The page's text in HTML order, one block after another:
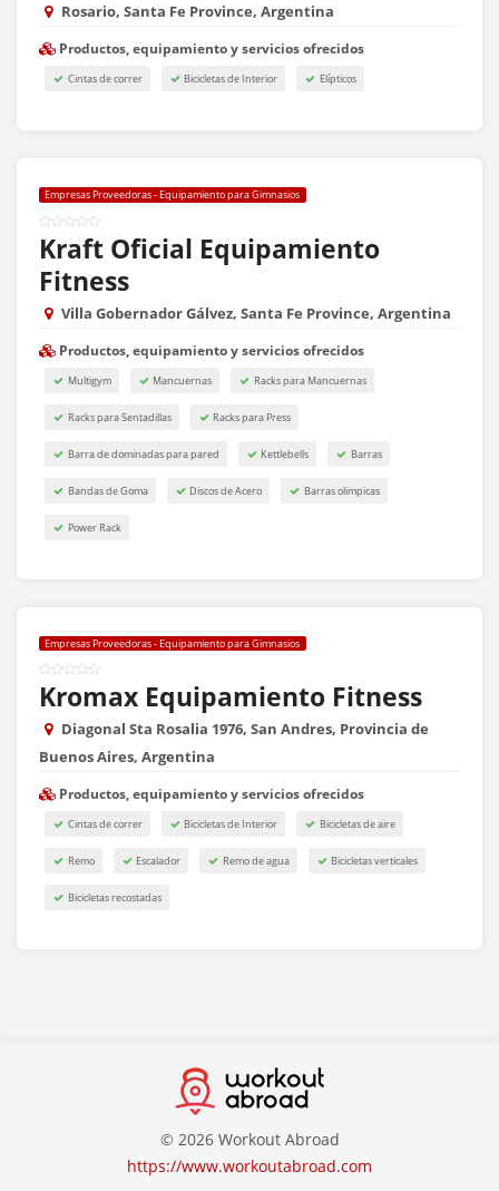
Rosario, Santa Fe Province, Argentina
Productos, equipamiento y servicios ofrecidos
Cintas de correr Bicicletas de Interior Elípticos
Empresas Proveedoras - Equipamiento para Gimnasios
Kraft Oficial Equipamiento
Fitness
Villa Gobernador Gálvez, Santa Fe Province, Argentina
Productos, equipamiento y servicios ofrecidos
Multigym Mancuernas Racks para Mancuernas
Racks para Sentadillas Racks para Press
Barra de dominadas para pared Kettlebells Barras
Bandas de Goma Discos de Acero Barras olimpicas
Power Rack
Empresas Proveedoras - Equipamiento para Gimnasios
Kromax Equipamiento Fitness
Diagonal Sta Rosalia 1976, San Andres, Provincia de
Buenos Aires, Argentina
Productos, equipamiento y servicios ofrecidos
Cintas de correr Bicicletas de Interior Bicicletas de aire
Remo Escalador Remo de agua Bicicletas verticales
Bicicletas recostadas
© 2026 Workout Abroad
https://www.workoutabroad.com